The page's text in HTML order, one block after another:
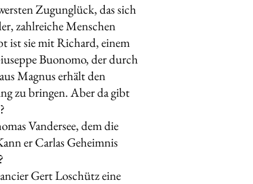
Zugunglück, das sich
zahlreiche Menschen
ist sie mit Richard, einem
Buonomo, der durch
Magnus erhält den
zu bringen. Aber da gibt
Vandersee, dem die
er Carlas Geheimnis
Gert Loschütz eine